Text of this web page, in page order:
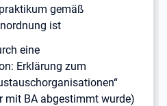
gemäß
ist
eine
Erklärung zum
mit BA abgestimmt wurde)